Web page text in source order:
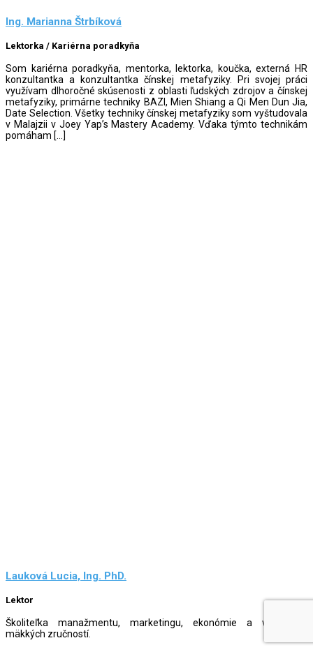
Ing. Marianna Štrbíková
Lektorka / Kariérna poradkyňa
Som kariérna poradkyňa, mentorka, lektorka, koučka, externá HR
konzultantka a konzultantka čínskej metafyziky. Pri svojej práci
využívam dlhoročné skúsenosti z oblasti ľudských zdrojov a čínskej
metafyziky, primárne techniky BAZI, Mien Shiang a Qi Men Dun Jia,
Date Selection. Všetky techniky čínskej metafyziky som vyštudovala
v Malajzii v Joey Yap’s Mastery Academy. Vďaka týmto technikám
pomáham […]
Lauková Lucia, Ing. PhD.
Lektor
Školiteľka manažmentu, marketingu, ekonómie a vybraných
mäkkých zručností.